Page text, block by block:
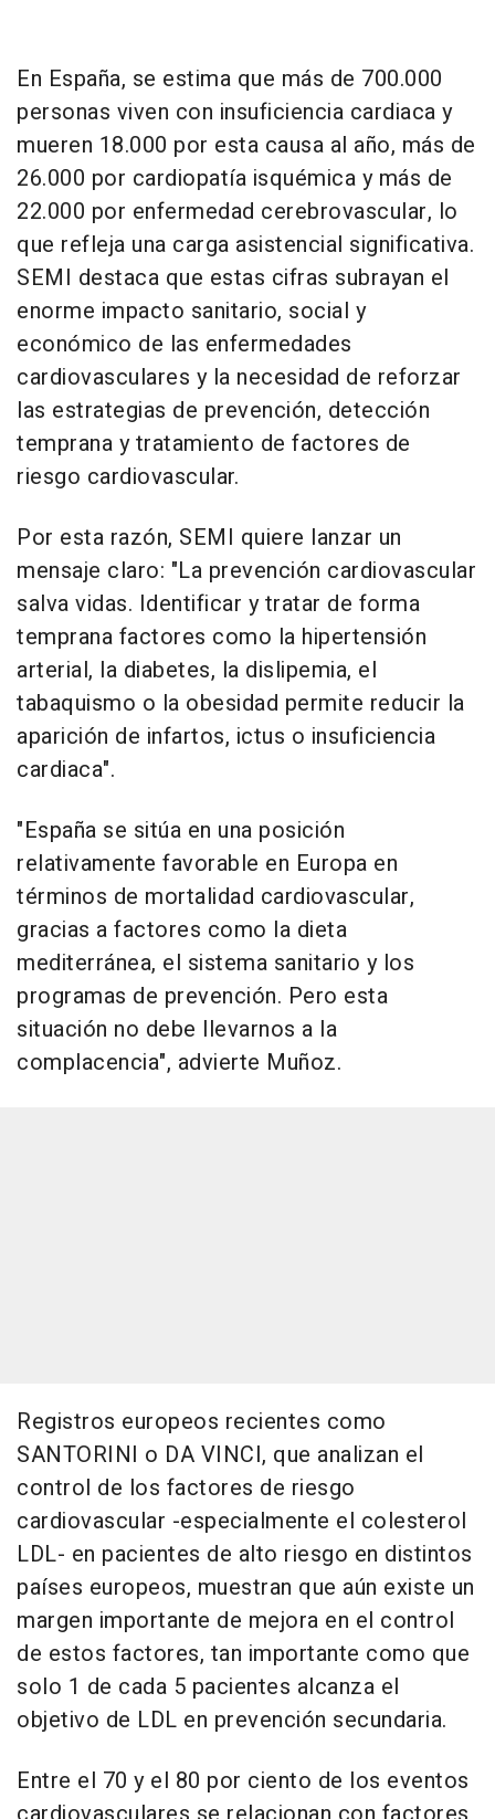
En España, se estima que más de 700.000
personas viven con insuficiencia cardiaca y
mueren 18.000 por esta causa al año, más de
26.000 por cardiopatía isquémica y más de
22.000 por enfermedad cerebrovascular, lo
que refleja una carga asistencial significativa.
SEMI destaca que estas cifras subrayan el
enorme impacto sanitario, social y
económico de las enfermedades
cardiovasculares y la necesidad de reforzar
las estrategias de prevención, detección
temprana y tratamiento de factores de
riesgo cardiovascular.
Por esta razón, SEMI quiere lanzar un
mensaje claro: "La prevención cardiovascular
salva vidas. Identificar y tratar de forma
temprana factores como la hipertensión
arterial, la diabetes, la dislipemia, el
tabaquismo o la obesidad permite reducir la
aparición de infartos, ictus o insuficiencia
cardiaca".
"España se sitúa en una posición
relativamente favorable en Europa en
términos de mortalidad cardiovascular,
gracias a factores como la dieta
mediterránea, el sistema sanitario y los
programas de prevención. Pero esta
situación no debe llevarnos a la
complacencia", advierte Muñoz.
Registros europeos recientes como
SANTORINI o DA VINCI, que analizan el
control de los factores de riesgo
cardiovascular -especialmente el colesterol
LDL- en pacientes de alto riesgo en distintos
países europeos, muestran que aún existe un
margen importante de mejora en el control
de estos factores, tan importante como que
solo 1 de cada 5 pacientes alcanza el
objetivo de LDL en prevención secundaria.
Entre el 70 y el 80 por ciento de los eventos